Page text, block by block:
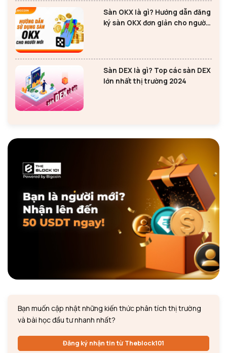
Sàn OKX là gì? Hướng dẫn đăng
ký sàn OKX đơn giản cho người
Sàn DEX là gì? Top các sàn DEX
lớn nhất thị trường 2024
Bạn muốn cập nhật những kiến thức phân tích thị trường
và bài học đầu tư nhanh nhất?
Đăng ký nhận tin từ Theblock101